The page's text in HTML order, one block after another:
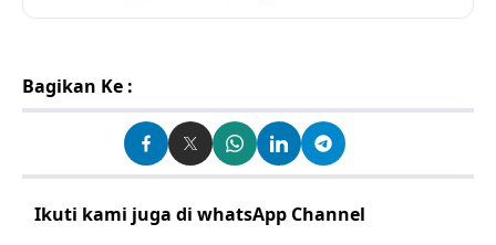
Bagikan Ke :
Ikuti kami juga di whatsApp Channel